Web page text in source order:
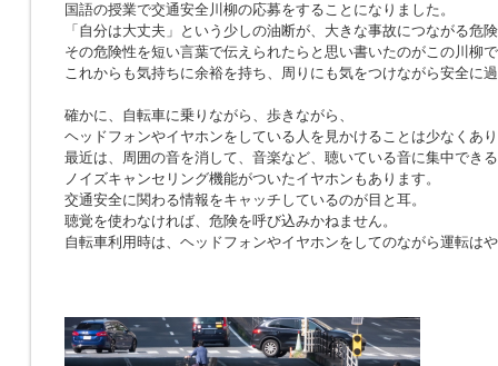
国語の授業で交通安全川柳の応募をすることになりました。
「自分は大丈夫」という少しの油断が、大きな事故につながる危
その危険性を短い言葉で伝えられたらと思い書いたのがこの川柳
これからも気持ちに余裕を持ち、周りにも気をつけながら安全に
確かに、自転車に乗りながら、歩きながら、
ヘッドフォンやイヤホンをしている人を見かけることは少なくあ
最近は、周囲の音を消して、音楽など、聴いている音に集中できる
ノイズキャンセリング機能がついたイヤホンもあります。
交通安全に関わる情報をキャッチしているのが目と耳。
聴覚を使わなければ、危険を呼び込みかねません。
自転車利用時は、ヘッドフォンやイヤホンをしてのながら運転は